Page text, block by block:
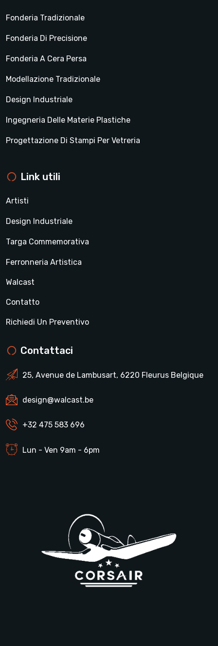
Fonderia Tradizionale
Fonderia Di Precisione
Fonderia A Cera Persa
Modellazione Tradizionale
Design Industriale
Ingegneria Delle Materie Plastiche
Progettazione Di Stampi Per Vetreria
Link utili
Artisti
Design Industriale
Targa Commemorativa
Ferronneria Artistica
Walcast
Contatto
Richiedi Un Preventivo
Contattaci
25, Avenue de Lambusart, 6220 Fleurus Belgique
design@walcast.be
+32 475 583 696
Lun - Ven 9am - 6pm